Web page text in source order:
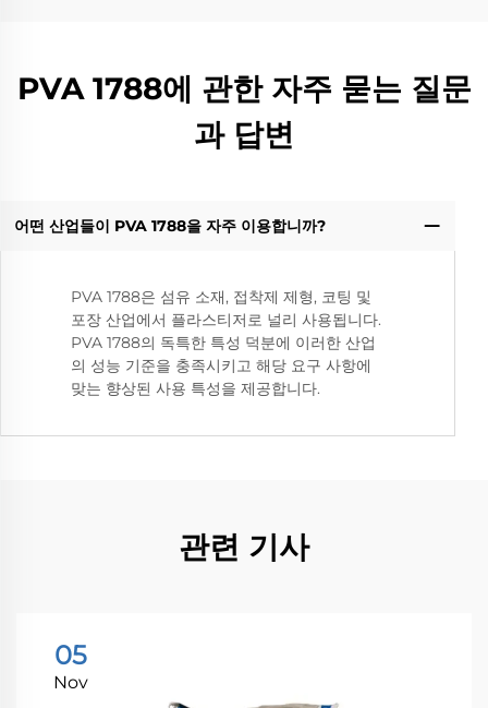
PVA 1788에 관한 자주 묻는 질문
과 답변
어떤 산업들이 PVA 1788을 자주 이용합니까?
PVA 1788은 섬유 소재, 접착제 제형, 코팅 및
포장 산업에서 플라스티저로 널리 사용됩니다.
PVA 1788의 독특한 특성 덕분에 이러한 산업
의 성능 기준을 충족시키고 해당 요구 사항에
맞는 향상된 사용 특성을 제공합니다.
관련 기사
05
Nov